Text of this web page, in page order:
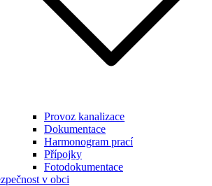
Provoz kanalizace
Dokumentace
Harmonogram prací
Přípojky
Fotodokumentace
v obci